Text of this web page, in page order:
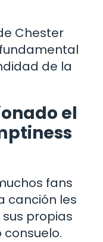
Chester
de la
el
fans
canción les
propias